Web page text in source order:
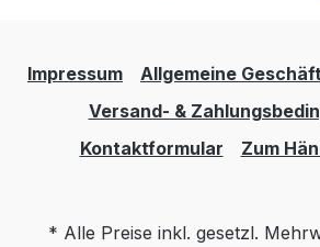
Impressum
Allgemeine
Versand- &
Kontaktformular
Zum
* Alle Preise inkl. gesetzl.